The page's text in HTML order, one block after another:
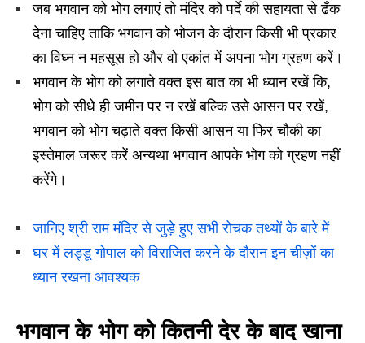
जब भगवान को भोग लगाएं तो मंदिर को पर्दे की सहायता से ढँक
देना चाहिए ताकि भगवान को भोजन के दौरान किसी भी प्रकार
का विघ्न न महसूस हो और वो एकांत में अपना भोग ग्रहण करें।
भगवान के भोग को लगाते वक्त इस बात का भी ध्यान रखें कि,
भोग को सीधे ही जमीन पर न रखें बल्कि उसे आसन पर रखें,
भगवान को भोग चढ़ाते वक्त किसी आसन या फिर चौकी का
इस्तेमाल जरूर करें अन्यथा भगवान आपके भोग को ग्रहण नहीं
करेंगे।
जानिए श्री राम मंदिर से जुड़े हुए सभी रोचक तथ्यों के बारे में
घर में लड्डू गोपाल को विराजित करने के दौरान इन चीज़ों का
ध्यान रखना आवश्यक
भगवान के भोग को कितनी देर के बाद खाना